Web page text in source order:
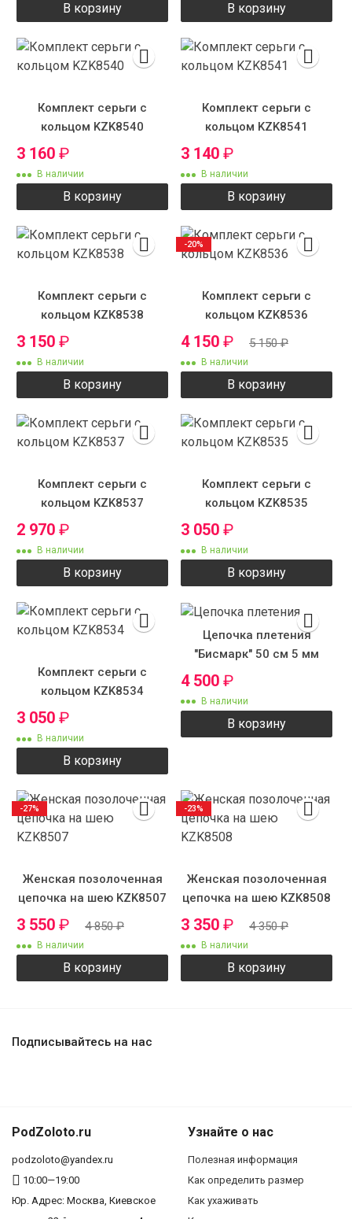
В корзину В корзину
Комплект серьги с
кольцом KZK8540
3 160 ₽
В наличии
В корзину
Комплект серьги с
кольцом KZK8541
3 140 ₽
В наличии
В корзину
Комплект серьги с
кольцом KZK8538
3 150 ₽
В наличии
В корзину
Комплект серьги с
кольцом KZK8536
4 150 ₽ 5 150₽
В наличии
В корзину
-20%
Комплект серьги с
кольцом KZK8537
2 970 ₽
В наличии
В корзину
Комплект серьги с
кольцом KZK8535
3 050 ₽
В наличии
В корзину
Комплект серьги с
кольцом KZK8534
3 050 ₽
В наличии
В корзину
Цепочка плетения
"Бисмарк" 50 см 5 мм
4 500 ₽
В наличии
В корзину
Женская позолоченная
цепочка на шею KZK8507
3 550 ₽ 4 850₽
В наличии
В корзину
-27%
Женская позолоченная
цепочка на шею KZK8508
3 350 ₽ 4 350₽
В наличии
В корзину
-23%
Подписывайтесь на нас
PodZoloto.ru
podzoloto@yandex.ru
10:00—19:00
Юр. Адреc: Москва, Киевское
Узнайте о нас
Полезная информация
Как определить размер
Как ухаживать